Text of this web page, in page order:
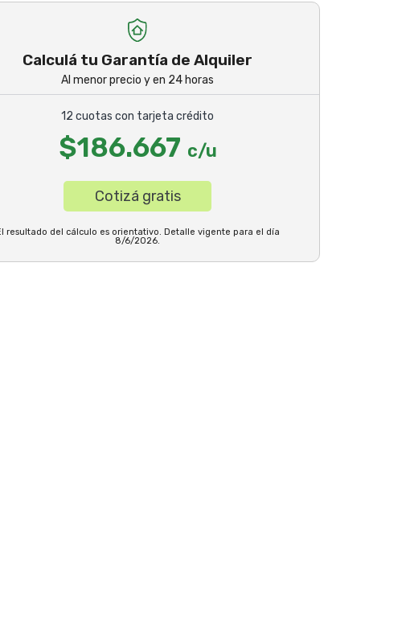
Calculá tu Garantía de Alquiler
Al menor precio y en 24 horas
12 cuotas con tarjeta crédito
$186.667 c/u
Cotizá gratis
resultado del cálculo es orientativo. Detalle vigente para el día
8/6/2026.